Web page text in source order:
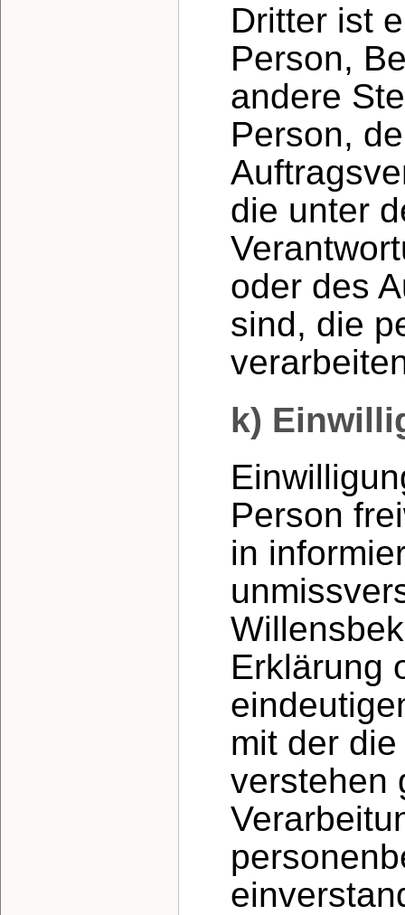
Dritter ist
Person,
andere
Person,
die unter
oder des
sind, die
k)
Person
in
Erklärung
mit der
verstehen